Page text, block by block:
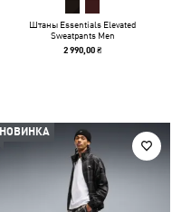
Штаны Essentials Elevated
Sweatpants Men
2 990,00 ₴
НОВИНКА